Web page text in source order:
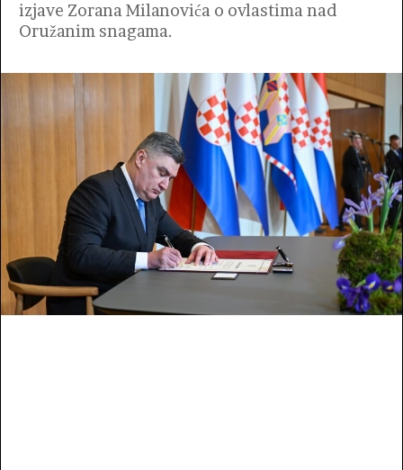
izjave Zorana Milanovića o ovlastima nad
Oružanim snagama.